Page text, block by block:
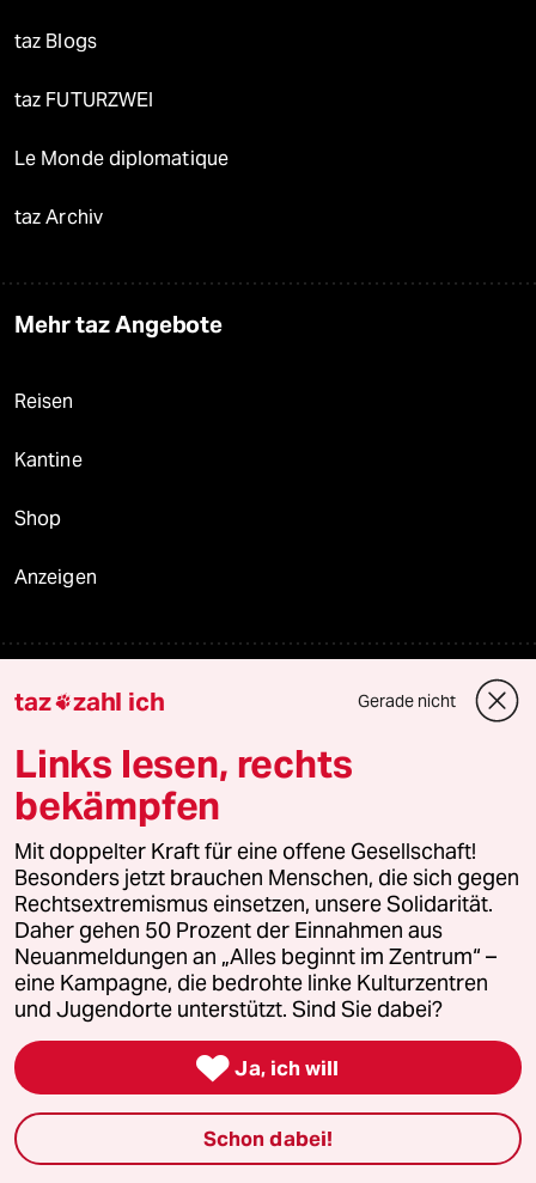
taz Blogs
taz FUTURZWEI
Le Monde diplomatique
taz Archiv
Mehr taz Angebote
Reisen
Kantine
Shop
Anzeigen
Fragen & Hilfe
Feedback
Aboservice
ePaper Login
Downloads für Abonnierende
© 2026 taz Verlags und Vertriebs GmbH
Alle Rechte vorbehalten. Bei rechtlichen Fragen oder für Genehmigungen
wenden Sie sich bitte an
lizenzen@taz.de
Feedback KI-
taz zahl ich Gerade nicht
Links lesen, rechts
bekämpfen
Mit doppelter Kraft für eine offene Gesellschaft!
Besonders jetzt brauchen Menschen, die sich gegen
Rechtsextremismus einsetzen, unsere Solidarität.
Daher gehen 50 Prozent der Einnahmen aus
Neuanmeldungen an „Alles beginnt im Zentrum“ –
eine Kampagne, die bedrohte linke Kulturzentren
und Jugendorte unterstützt. Sind Sie dabei?
 Ja, ich will
Schon dabei!